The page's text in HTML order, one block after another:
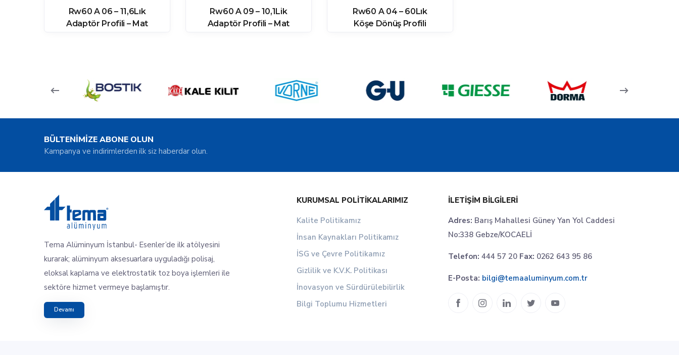
Rw60 A 06 – 11,6Lık
Adaptör Profili – Mat
Rw60 A 09 – 10,1Lik
Adaptör Profili – Mat
Rw60 A 04 – 60Lık
Köşe Dönüş Profili
BÜLTENİMİZE ABONE OLUN
Kampanya ve indirimlerden ilk siz haberdar olun.
Tema Alüminyum İstanbul- Esenler’de ilk atölyesini
kurarak; alüminyum aksesuarlara uyguladığı polisaj,
eloksal kaplama ve elektrostatik toz boya işlemleri ile
sektöre hizmet vermeye başlamıştır.
Devamı
KURUMSAL POLITIKALARIMIZ
Kalite Politikamız
İnsan Kaynakları Politikamız
İSG ve Çevre Politikamız
Gizlilik ve K.V.K. Politikası
İnovasyon ve Sürdürülebilirlik
Bilgi Toplumu Hizmetleri
İLETIŞIM BILGILERI
Adres: Barış Mahallesi Güney Yan Yol Caddesi
No:338 Gebze/KOCAELİ
Telefon: 444 57 20 Fax: 0262 643 95 86
E-Posta: bilgi@temaaluminyum.com.tr